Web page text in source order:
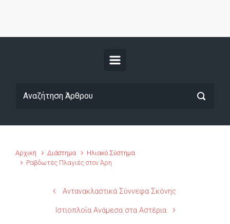
Αρχική Διάστημα
Ηλιακό Σύστημα
Ραβδωτές Πλαγιές στον Άρη
Αντανακλαστικά Σύννεφα Σκόνης
Ιστιοπλοΐα Ανάμεσα στα Αστέρια